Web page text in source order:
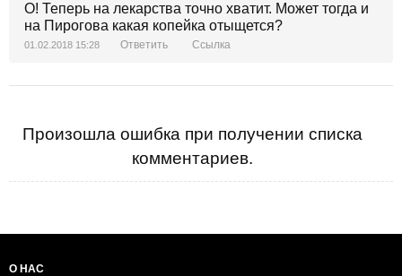
О! Теперь на лекарства точно хватит. Может тогда и
на Пирогова какая копейка отыщется?
01.02.2018 15:28 Ответить Ссылка
Произошла ошибка при получении списка
комментариев.
О НАС